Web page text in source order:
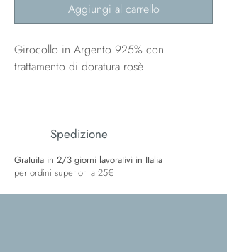
Aggiungi al carrello
Girocollo in Argento 925% con
trattamento di doratura rosè
Spedizione
Gratuita in 2/3 giorni lavorativi in Italia
per ordini superiori a 25€